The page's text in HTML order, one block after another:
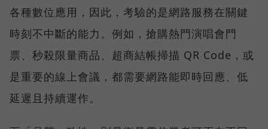
各種數位應用，因此，考驗的是網路服務在關鍵
時刻不中斷的能力。例如，搶購熱門演唱會門
票、秒殺限量商品、超商結帳掃描 QR Code，或
是重要的線上會議，都需要網路能即時回應、低
延遲且持續運作。